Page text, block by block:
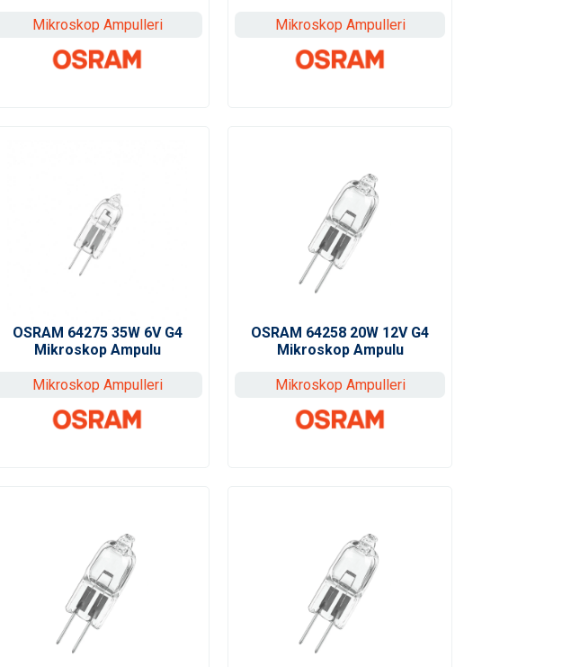
Mikroskop Ampulleri Mikroskop Ampulleri
OSRAM 64275 35W 6V G4
Mikroskop Ampulu
Mikroskop Ampulleri
OSRAM 64258 20W 12V G4
Mikroskop Ampulu
Mikroskop Ampulleri